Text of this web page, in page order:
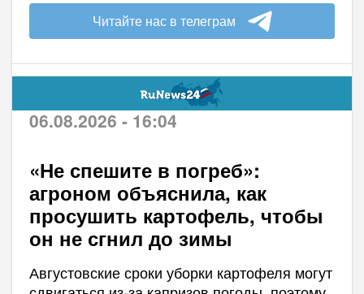
Читайте нас в телеграм
06.08.2026 - 16:04
«Не спешите в погреб»:
агроном объяснила, как
просушить картофель, чтобы
он не сгнил до зимы
Августовские сроки уборки картофеля могут